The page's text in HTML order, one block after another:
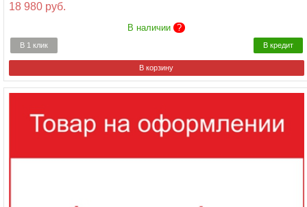
18 980 руб.
В наличии ?
В 1 клик В кредит